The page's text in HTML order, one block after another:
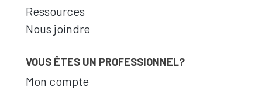
Ressources
Nous joindre
VOUS ÊTES UN PROFESSIONNEL?
Mon compte